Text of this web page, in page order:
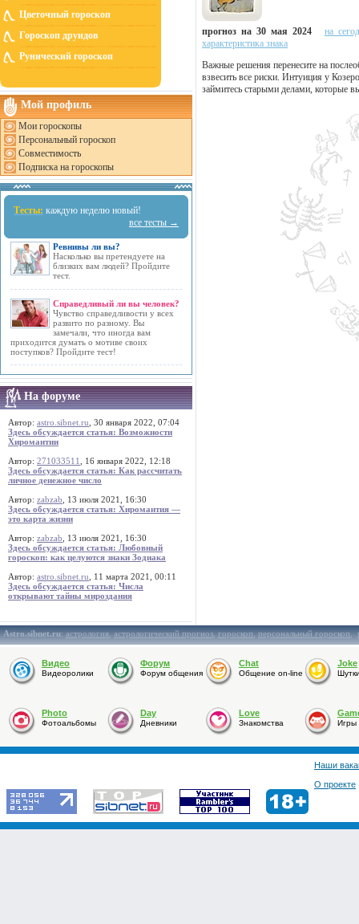
Цветочный гороскоп
Гороскоп друидов
Рунический гороскоп
Мой профиль
Мои гороскопы
Персональный гороскоп
Совместимость
Подписка на гороскопы
Тесты: каждую неделю новый!
все тесты →
Ревнивы ли вы?
Насколько вы претендуете на
близких вам людей? Пройдите
тест.
Справедливый ли вы человек?
Чувство справедливости у всех
развито по разному. Вы
замечали, что иногда вам
приходится думать о мотиве своих
поступков? Пройдите тест!
На форуме
Автор: astro.sibnet.ru , 30 января 2022, 07:04
Здесь обсуждается статья: Возможности
Хиромантии
Автор: 271033511
, 16 января 2022, 12:18
Здесь обсуждается статья: Как рассчитать
личное денежное число
Автор: zabzab , 13 июля 2021, 16:30
Здесь обсуждается статья: Хиромантия —
это карта жизни
Автор: zabzab , 13 июля 2021, 16:30
Здесь обсуждается статья: Любовный
гороскоп: как целуются знаки Зодиака
Автор: astro.sibnet.ru , 11 марта 2021, 00:11
Здесь обсуждается статья: Числа
открывают тайны мироздания
прогноз на 30 мая 2024
на
характеристика знака
Важные решения перенесите на
взвесить все риски. Интуиция у
займитесь старыми делами, которые
Astro.sibnet.ru:астрология,астрологический прогноз,гороскоп,персональный гороскоп,
Видео
Видеоролики
Форум
Форум общения
Chat
Общение on-line
Joke
Photo
Фотоальбомы
Day
Дневники
Love
Знакомства Игры
Наши
О проекте